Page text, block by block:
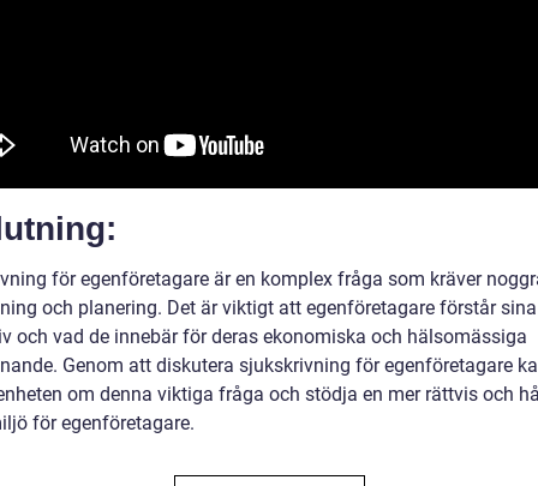
för egenföretagare är en komplex fråga som kräver
och planering. Det är viktigt att egenföretagare förstår
och vad de innebär för deras ekonomiska och hälsomässiga
Genom att diskutera sjukskrivning för egenföretagare
om denna viktiga fråga och stödja en mer rättvis och
för egenföretagare.